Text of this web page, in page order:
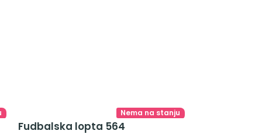
Nema na stanju
Fudbalska lopta 564